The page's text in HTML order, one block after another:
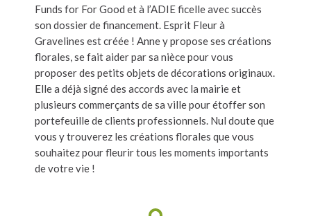
Funds for For Good et à l’ADIE ficelle avec succès
son dossier de financement. Esprit Fleur à
Gravelines est créée ! Anne y propose ses créations
florales, se fait aider par sa nièce pour vous
proposer des petits objets de décorations originaux.
Elle a déjà signé des accords avec la mairie et
plusieurs commerçants de sa ville pour étoffer son
portefeuille de clients professionnels. Nul doute que
vous y trouverez les créations florales que vous
souhaitez pour fleurir tous les moments importants
de votre vie !